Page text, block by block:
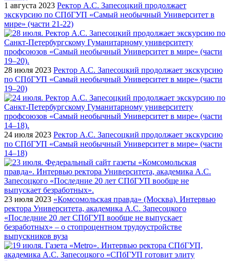
1 августа 2023 Ректор А.С. Запесоцкий продолжает
экскурсию по СПбГУП «Самый необычный Университет в
мире» (части 21-22)
28 июля 2023 Ректор А.С. Запесоцкий продолжает экскурсию
по СПбГУП «Самый необычный Университет в мире» (части
19–20)
24 июля 2023 Ректор А.С. Запесоцкий продолжает экскурсию
по СПбГУП «Самый необычный Университет в мире» (части
14–18)
23 июля 2023 «Комсомольская правда» (Москва). Интервью
ректора Университета, академика А.С. Запесоцкого
«Последние 20 лет СПбГУП вообще не выпускает
безработных» – о стопроцентном трудоустройстве
выпускников вуза